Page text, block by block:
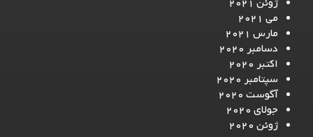
می 2021
مارس 2021
دسامبر 2020
اکتبر 2020
سپتامبر 2020
آگوست 2020
جولای 2020
ژوئن 2020